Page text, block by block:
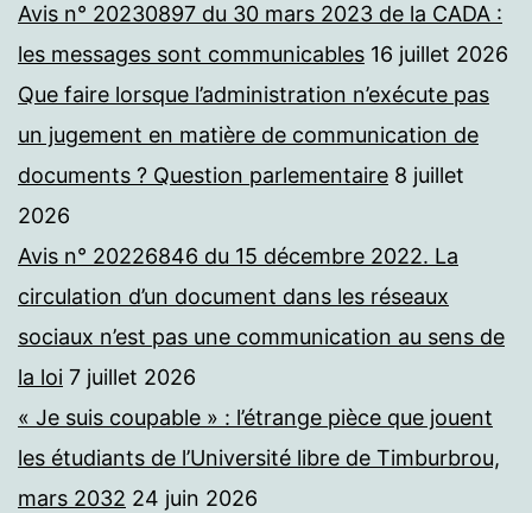
Avis n° 20230897 du 30 mars 2023 de la CADA :
les messages sont communicables 16 juillet 2026
Que faire lorsque l’administration n’exécute pas
un jugement en matière de communication de
documents ? Question parlementaire 8 juillet
2026
Avis n° 20226846 du 15 décembre 2022. La
circulation d’un document dans les réseaux
sociaux n’est pas une communication au sens de
la loi 7 juillet 2026
« Je suis coupable » : l’étrange pièce que jouent
les étudiants de l’Université libre de Timburbrou,
mars 2032 24 juin 2026